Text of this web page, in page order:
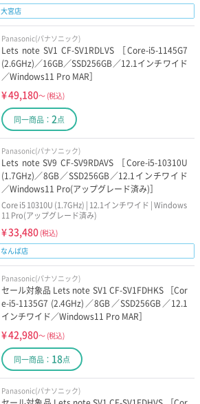
大宮店
Panasonic(パナソニック)
Lets note SV1 CF-SV1RDLVS ［Core-i5-1145G7
(2.6GHz)／16GB／SSD256GB／12.1インチワイド
／Windows11 Pro MAR］
¥49,180～ (税込)
同一商品： 2点
Panasonic(パナソニック)
Lets note SV9 CF-SV9RDAVS ［Core-i5-10310U
(1.7GHz)／8GB／SSD256GB／12.1インチワイド
／Windows11 Pro(アップグレード済み)］
Core i5 10310U (1.7GHz) | 12.1インチワイド | Windows
11 Pro(アップグレード済み)
¥33,480 (税込)
なんば店
Panasonic(パナソニック)
セール対象品 Lets note SV1 CF-SV1FDHKS ［Cor
e-i5-1135G7 (2.4GHz)／8GB／SSD256GB／12.1
インチワイド／Windows11 Pro MAR］
¥42,980～ (税込)
同一商品： 18点
Panasonic(パナソニック)